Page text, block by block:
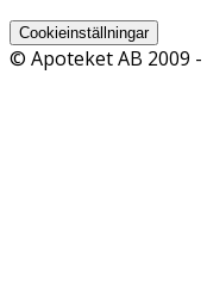
Cookieinställningar
© Apoteket AB 2009 -